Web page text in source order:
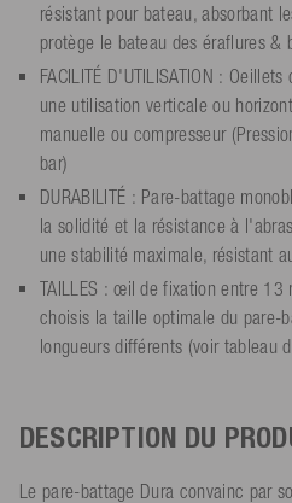
résistant pour bateau, absorbant
protège le bateau des éraflures &
FACILITÉ D'UTILISATION :
une utilisation verticale ou
manuelle ou compresseur
bar)
DURABILITÉ : Pare-battage
la solidité et la résistance à
une stabilité maximale, résistant
TAILLES : œil de fixation entre
choisis la taille optimale du pare-
longueurs différents (voir tableau
DESCRIPTION DU
Le pare-battage Dura convainc par